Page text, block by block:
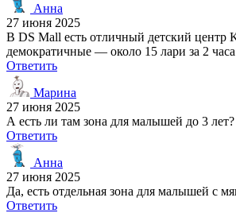
Анна
27 июня 2025
В DS Mall есть отличный детский центр
демократичные — около 15 лари за 2
Ответить
Марина
27 июня 2025
А есть ли там зона для малышей до 3
Ответить
Анна
27 июня 2025
Да, есть отдельная зона для малышей с
Ответить